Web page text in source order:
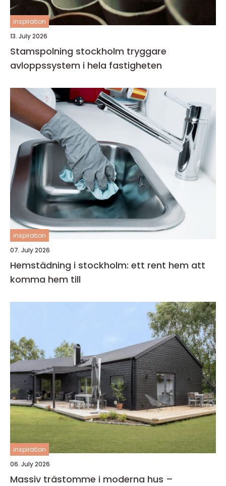
inspiration
13. July 2026
Stamspolning stockholm tryggare
avloppssystem i hela fastigheten
inspiration
07. July 2026
Hemstädning i stockholm: ett rent hem att
komma hem till
inspiration
06. July 2026
Massiv trästomme i moderna hus –